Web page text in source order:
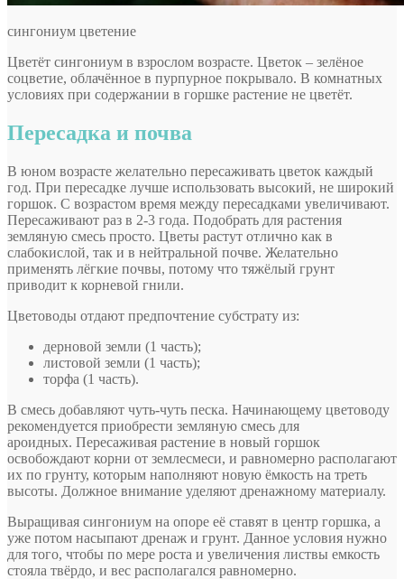
сингониум цветение
Цветёт сингониум в взрослом возрасте. Цветок – зелёное
соцветие, облачённое в пурпурное покрывало. В комнатных
условиях при содержании в горшке растение не цветёт.
Пересадка и почва
В юном возрасте желательно пересаживать цветок каждый
год. При пересадке лучше использовать высокий, не широкий
горшок. С возрастом время между пересадками увеличивают.
Пересаживают раз в 2-3 года. Подобрать для растения
земляную смесь просто. Цветы растут отлично как в
слабокислой, так и в нейтральной почве. Желательно
применять лёгкие почвы, потому что тяжёлый грунт
приводит к корневой гнили.
Цветоводы отдают предпочтение субстрату из:
дерновой земли (1 часть);
листовой земли (1 часть);
торфа (1 часть).
В смесь добавляют чуть-чуть песка. Начинающему цветоводу
рекомендуется приобрести земляную смесь для
ароидных. Пересаживая растение в новый горшок
освобождают корни от землесмеси, и равномерно располагают
их по грунту, которым наполняют новую ёмкость на треть
высоты. Должное внимание уделяют дренажному материалу.
Выращивая сингониум на опоре её ставят в центр горшка, а
уже потом насыпают дренаж и грунт. Данное условия нужно
для того, чтобы по мере роста и увеличения листвы емкость
стояла твёрдо, и вес располагался равномерно.